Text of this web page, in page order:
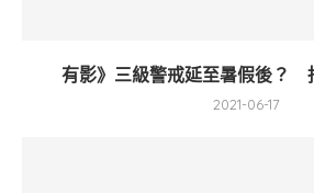
有影》三級警戒延至暑假後？
2021-06-17